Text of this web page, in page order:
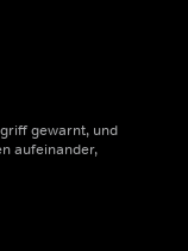
gewarnt, und
aufeinander,